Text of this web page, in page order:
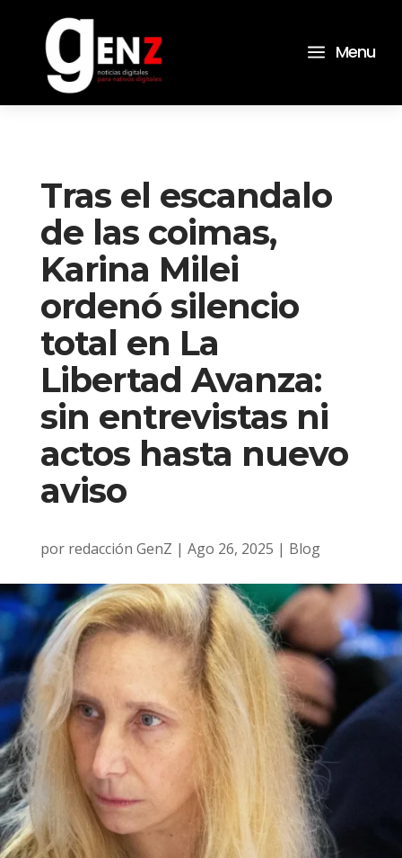
a Menu
Tras el escandalo
de las coimas,
Karina Milei
ordenó silencio
total en La
Libertad Avanza:
sin entrevistas ni
actos hasta nuevo
aviso
por redacción GenZ | Ago 26, 2025 | Blog